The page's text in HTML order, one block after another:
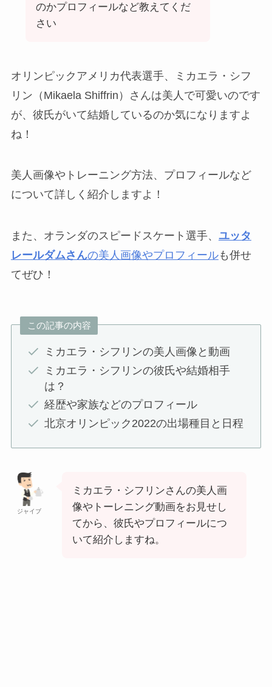
のかプロフィールなど教えてくだ
さい
オリンピックアメリカ代表選手、ミカエラ・シフ
リン（ Mikaela Shiffrin）さんは美人で可愛いのです
が、彼氏がいて結婚しているのか気になりますよ
ね！
美人画像やトレーニング方法、プロフィールなど
について詳しく紹介しますよ！
また、オランダのスピードスケート選手、 ユッタ
レールダムさんの美人画像やプロフィールも併せ
てぜひ！
この記事の内容
ミカエラ・シフリンの美人画像と動画
ミカエラ・シフリンの彼氏や結婚相手
は？
経歴や家族などのプロフィール
北京オリンピック2022の出場種目と日程
ジャイブ
ミカエラ・シフリンさんの美人画
像やトーレニング動画をお見せし
てから、彼氏やプロフィールにつ
いて紹介しますね。